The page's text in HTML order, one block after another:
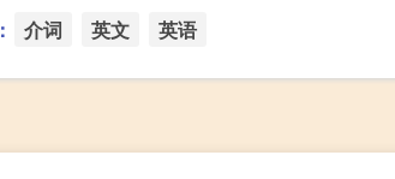
介词 英文 英语